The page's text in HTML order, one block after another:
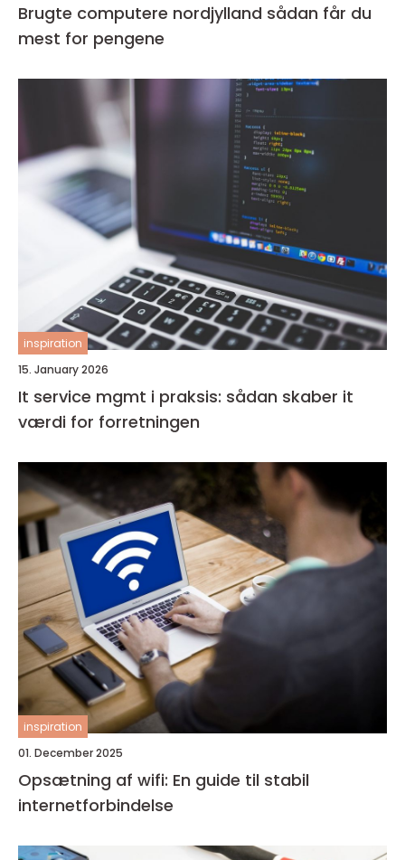
Brugte computere nordjylland sådan får du
mest for pengene
inspiration
15. January 2026
It service mgmt i praksis: sådan skaber it
værdi for forretningen
inspiration
01. December 2025
Opsætning af wifi: En guide til stabil
internetforbindelse